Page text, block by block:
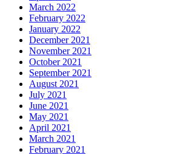
March 2022
February 2022
January 2022
December 2021
November 2021
October 2021
September 2021
August 2021
July 2021
June 2021
May 2021
April 2021
March 2021
February 2021